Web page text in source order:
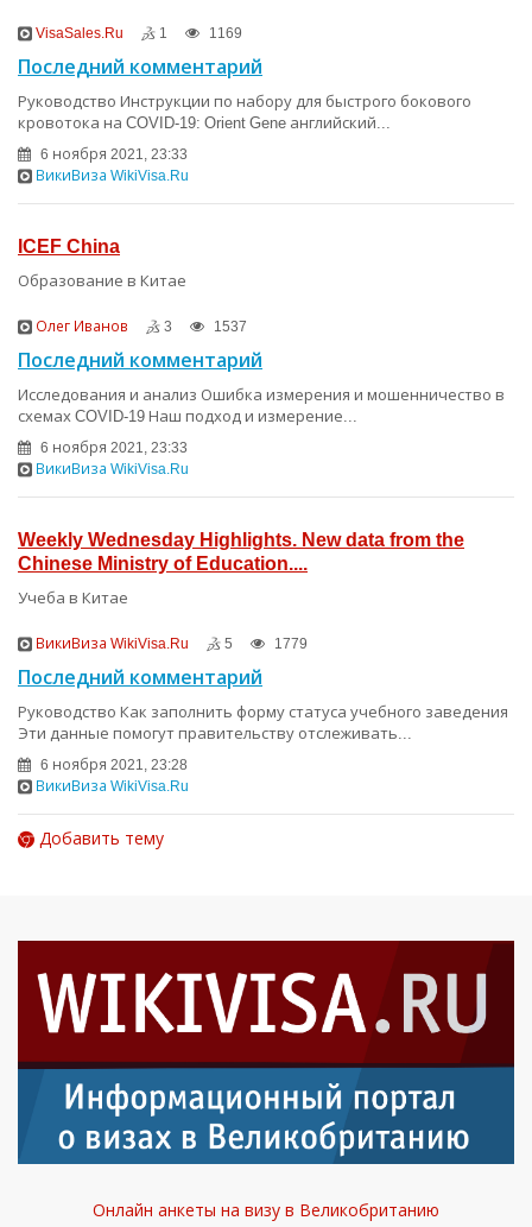
VisaSales.Ru 1 1169
Последний комментарий
Руководство Инструкции по набору для быстрого бокового
кровотока на COVID-19: Orient Gene английский...
6 ноября 2021, 23:33
ВикиВиза WikiVisa.Ru
ICEF China
Образование в Китае
Олег Иванов 3 1537
Последний комментарий
Исследования и анализ Ошибка измерения и мошенничество в
схемах COVID-19 Наш подход и измерение...
6 ноября 2021, 23:33
ВикиВиза WikiVisa.Ru
Weekly Wednesday Highlights. New data from the
Chinese Ministry of Education....
Учеба в Китае
ВикиВиза WikiVisa.Ru 5 1779
Последний комментарий
Руководство Как заполнить форму статуса учебного заведения
Эти данные помогут правительству отслеживать...
6 ноября 2021, 23:28
ВикиВиза WikiVisa.Ru
Добавить тему
Онлайн анкеты на визу в Великобританию